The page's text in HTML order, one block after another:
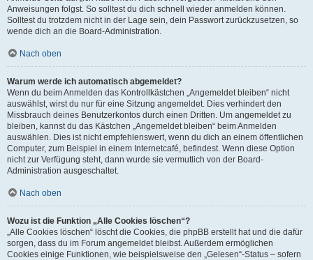
Anweisungen folgst. So solltest du dich schnell wieder anmelden können.
Solltest du trotzdem nicht in der Lage sein, dein Passwort zurückzusetzen, so
wende dich an die Board-Administration.
Nach oben
Warum werde ich automatisch abgemeldet?
Wenn du beim Anmelden das Kontrollkästchen „Angemeldet bleiben“ nicht
auswählst, wirst du nur für eine Sitzung angemeldet. Dies verhindert den
Missbrauch deines Benutzerkontos durch einen Dritten. Um angemeldet zu
bleiben, kannst du das Kästchen „Angemeldet bleiben“ beim Anmelden
auswählen. Dies ist nicht empfehlenswert, wenn du dich an einem öffentlichen
Computer, zum Beispiel in einem Internetcafé, befindest. Wenn diese Option
nicht zur Verfügung steht, dann wurde sie vermutlich von der Board-
Administration ausgeschaltet.
Nach oben
Wozu ist die Funktion „Alle Cookies löschen“?
„Alle Cookies löschen“ löscht die Cookies, die phpBB erstellt hat und die dafür
sorgen, dass du im Forum angemeldet bleibst. Außerdem ermöglichen
Cookies einige Funktionen, wie beispielsweise den „Gelesen“-Status – sofern